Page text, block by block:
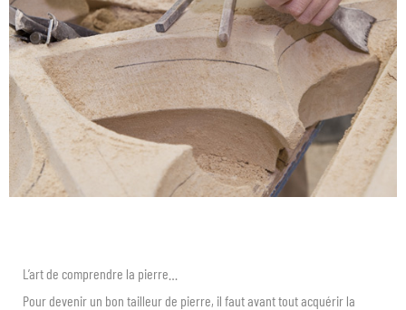
L’art de comprendre la pierre…
Pour devenir un bon tailleur de pierre, il faut avant tout acquérir la